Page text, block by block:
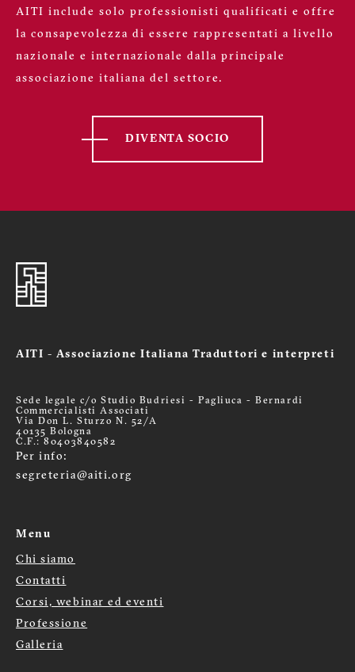
AITI include solo professionisti qualificati e offre
la consapevolezza di essere rappresentati a livello
nazionale e internazionale dalla principale
associazione italiana del settore.
DIVENTA SOCIO
AITI - Associazione Italiana Traduttori e interpreti
Sede legale c/o Studio Budriesi - Pagliuca - Bernardi
Commercialisti Associati
Via Don L. Sturzo N. 52/A
40135 Bologna
C.F.: 80403840582
Per info:
segreteria@aiti.org
Menu
Menù
footer
Chi siamo
Contatti
Corsi, webinar ed eventi
Professione
Galleria